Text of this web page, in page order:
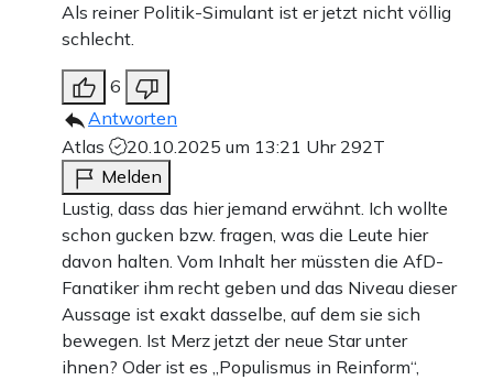
Als reiner Politik-Simulant ist er jetzt nicht völlig
schlecht.
6
Antworten
Atlas
20.10.2025 um 13:21 Uhr 292T
Melden
Lustig, dass das hier jemand erwähnt. Ich wollte
schon gucken bzw. fragen, was die Leute hier
davon halten. Vom Inhalt her müssten die AfD-
Fanatiker ihm recht geben und das Niveau dieser
Aussage ist exakt dasselbe, auf dem sie sich
bewegen. Ist Merz jetzt der neue Star unter
ihnen? Oder ist es „Populismus in Reinform“,